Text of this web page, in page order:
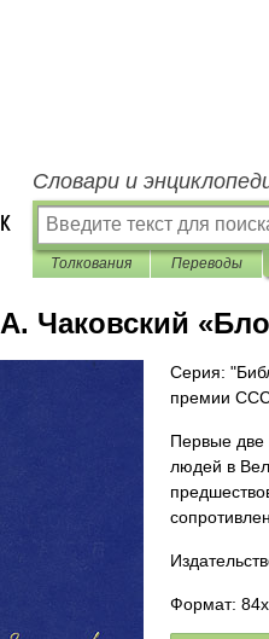
Словари и
Толкования Переводы
А. Чаковский
Серия:
премии
Первые две
людей в
Формат: